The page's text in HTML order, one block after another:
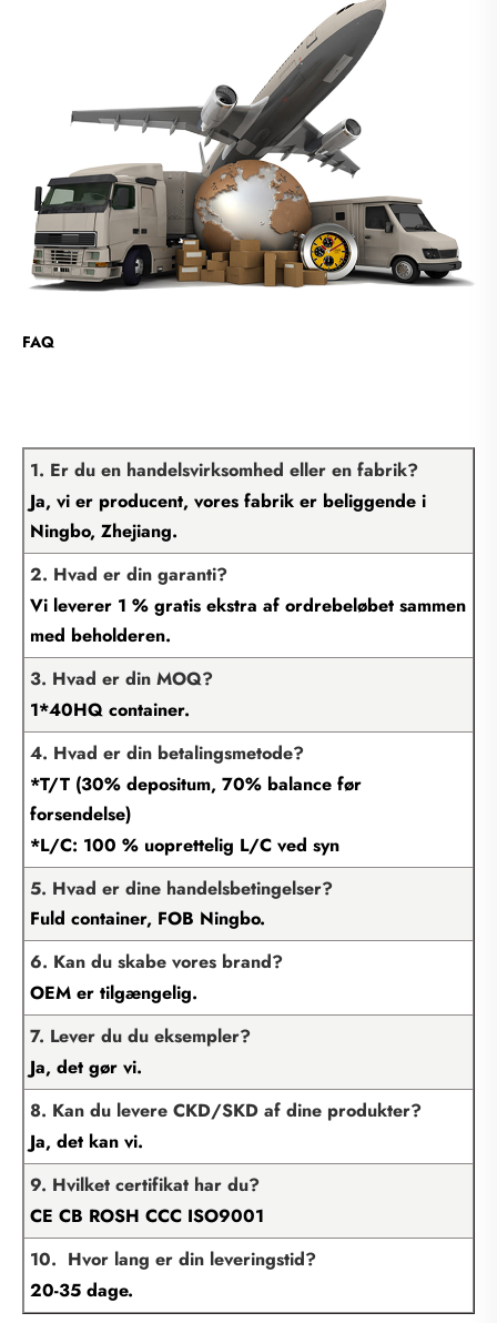
FAQ
1. Er du en handelsvirksomhed eller en fabrik?
Ja, vi er producent, vores fabrik er beliggende i
Ningbo, Zhejiang.
2. Hvad er din garanti?
Vi leverer 1 % gratis ekstra af ordrebeløbet sammen
med beholderen.
3. Hvad er din MOQ?
1*40HQ container.
4. Hvad er din betalingsmetode?
*T/T (30% depositum, 70% balance før
forsendelse)
*L/C: 100 % uoprettelig L/C ved syn
5. Hvad er dine handelsbetingelser?
Fuld container, FOB Ningbo.
6. Kan du skabe vores brand?
OEM er tilgængelig.
7. Lever du du eksempler?
Ja, det gør vi.
8. Kan du levere CKD/SKD af dine produkter?
Ja, det kan vi.
9. Hvilket certifikat har du?
CE CB ROSH CCC ISO9001
10. Hvor lang er din leveringstid?
20-35 dage.